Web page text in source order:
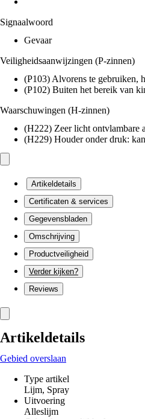
Signaalwoord
Gevaar
Veiligheidsaanwijzingen (P-zinnen)
(P103) Alvorens te gebruiken,
(P102) Buiten het bereik van
Waarschuwingen (H-zinnen)
(H222) Zeer licht ontvlambare
(H229) Houder onder druk:
Artikeldetails
Certificaten & services
Gegevensbladen
Omschrijving
Productveiligheid
Verder kijken?
Reviews
Artikeldetails
Gebied overslaan
Type artikel
Lijm, Spray
Uitvoering
Alleslijm